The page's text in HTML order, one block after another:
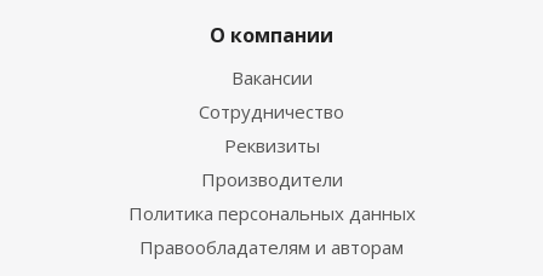
О компании
Вакансии
Сотрудничество
Реквизиты
Производители
Политика персональных данных
Правообладателям и авторам